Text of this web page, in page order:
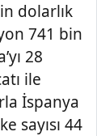
dolarlık
741 bin
28
ile
İspanya
sayısı 44